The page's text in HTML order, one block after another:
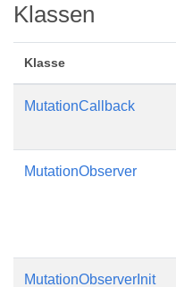
Klassen
Klasse
MutationCallback
MutationObserver
MutationObserverInit